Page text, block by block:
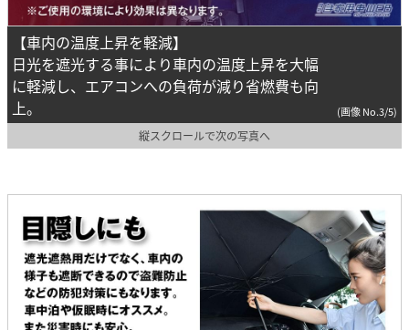
【車内の温度上昇を軽減】
日光を遮光する事により車内の温度上昇を大幅
に軽減し、エアコンへの負荷が減り省燃費も向
上。
(画像 No.3/5)
縦スクロールで次の写真へ